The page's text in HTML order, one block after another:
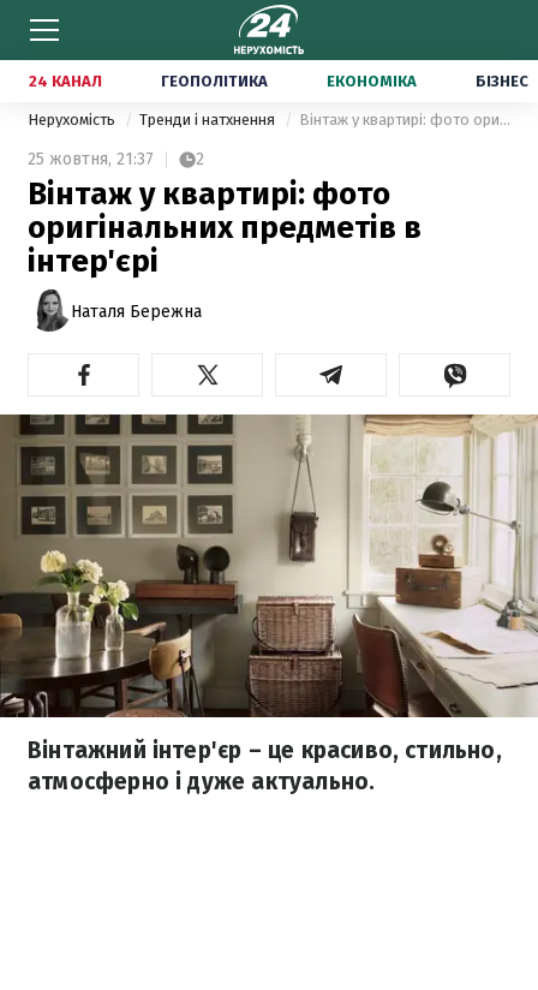
24 КАНАЛ ГЕОПОЛІТИКА ЕКОНОМІКА БІЗНЕС
Нерухомість Тренди і натхнення Вінтаж у квартирі: фото оригінальних предметів в інтер'єрі
25 жовтня, 21:37 2
Вінтаж у квартирі: фото
оригінальних предметів в
інтер'єрі
Наталя Бережна
Вінтажний інтер'єр – це красиво, стильно,
атмосферно і дуже актуально.